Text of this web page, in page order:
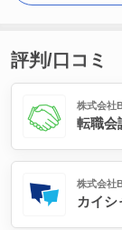
評判/口コミ
株式会社
転職会
株式会社
カイシ